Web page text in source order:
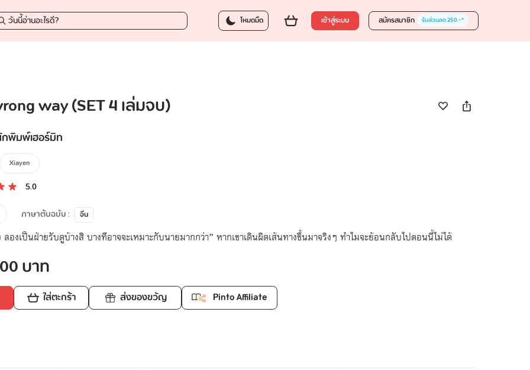
โหมดมืด เข้าสู่ระบบ สมัครสมาชิก รับส่วนลด 250.-*
1,080.00 บาทส่งของขวัญ ใส่ตะกร้า ซื้อเลย
way (SET 4 เล่มจบ)
พิมพ์เฮอร์มิท
Xiayen
5.0
ภาษาต้นฉบับ :
จีน
ลองเป็นฝ่ายรับดูบ้างสิ บางทีอาจจะเหมาะกับนายมากกว่า” หากเขาเดินผิดเส้นทางขึ้นมาจริงๆ ทำไมจะย้อนกลับไปตอนนี้ไม่ได้
บาท
ใส่ตะกร้า ส่งของขวัญ Pinto Affiliate